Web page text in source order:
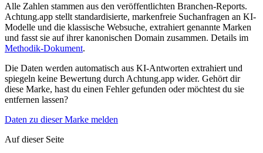
Alle Zahlen stammen aus den veröffentlichten Branchen-Reports.
Achtung.app stellt standardisierte, markenfreie Suchanfragen an KI-
Modelle und die klassische Websuche, extrahiert genannte Marken
und fasst sie auf ihrer kanonischen Domain zusammen. Details im
Methodik-Dokument.
Die Daten werden automatisch aus KI-Antworten extrahiert und
spiegeln keine Bewertung durch Achtung.app wider. Gehört dir
diese Marke, hast du einen Fehler gefunden oder möchtest du sie
entfernen lassen?
Daten zu dieser Marke melden
Auf dieser Seite